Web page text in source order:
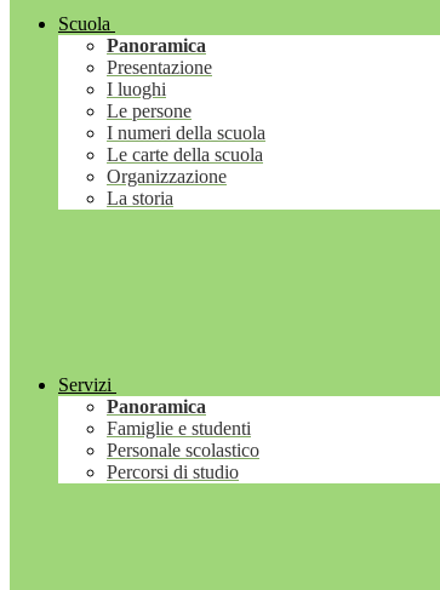
Scuola
Panoramica
Presentazione
I luoghi
Le persone
I numeri della scuola
Le carte della scuola
Organizzazione
La storia
Servizi
Panoramica
Famiglie e studenti
Personale scolastico
Percorsi di studio